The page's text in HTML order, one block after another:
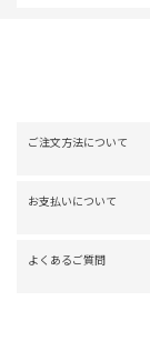
ご注文方法について
お支払いについて
よくあるご質問